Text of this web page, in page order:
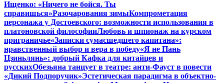
Ищенко: «Ничего не бойся. Ты
справишься»Разочарования зимыКомпрометация
персонажа у Достоевского: возможности использования в
платоновской философииЛюбовь и шпионаж на курском
приграничье«Записки сумасшедшего капитана»:
нравственный выбор и вера в победу«Я не Пань
Цзиньлянь»: добрый Кафка для китайцев и
русскихОбезьяна танцует в театре: анти-Фауст в повести
«Дикий Подпоручик»Эстетическая парадигма в объектно-